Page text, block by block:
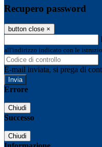
Recupero password
button close ×
all'indirizzo indicato con le
E-mail inviata, si prega di
Errore
Chiudi
Successo
Chiudi